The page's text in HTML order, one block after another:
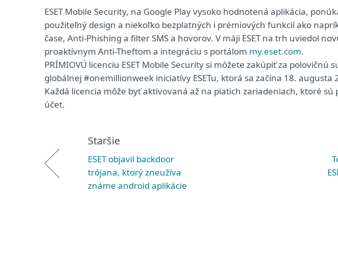
ESET Mobile Security, na Google Play vysoko hodnotená aplikácia,
použiteľný design a niekoľko bezplatných i prémiových funkcií ako
čase, Anti-Phishing a filter SMS a hovorov. V máji ESET na trh uviedol
proaktívnym Anti-Theftom a integráciu s portálom my.eset.com.
PRÍMIOVÚ licenciu ESET Mobile Security si môžete zakúpiť za polovičnú
globálnej #onemillionweek iniciatívy ESETu, ktorá sa začína 18. augusta
Každá licencia môže byť aktivovaná až na piatich zariadeniach, ktoré
účet.
Staršie
ESET objavil backdoor
trójana, ktorý zneužíva
známe android aplikácie